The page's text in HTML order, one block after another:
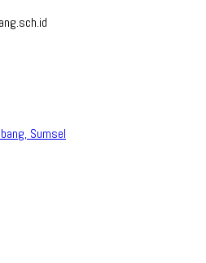
Sumsel